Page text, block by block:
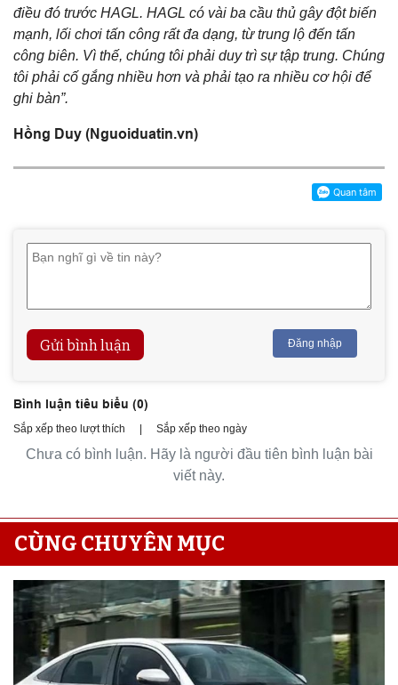
điều đó trước HAGL. HAGL có vài ba cầu thủ gây đột biến
mạnh, lối chơi tấn công rất đa dạng, từ trung lộ đến tấn
công biên. Vì thế, chúng tôi phải duy trì sự tập trung. Chúng
tôi phải cố gắng nhiều hơn và phải tạo ra nhiều cơ hội để
ghi bàn”.
Hồng Duy (Nguoiduatin.vn)
Gửi bình luận Đăng nhập
Bình luận tiêu biểu (0)
Sắp xếp theo lượt thích | Sắp xếp theo ngày
Chưa có bình luận. Hãy là người đầu tiên bình luận bài
viết này.
CÙNG CHUYÊN MỤC